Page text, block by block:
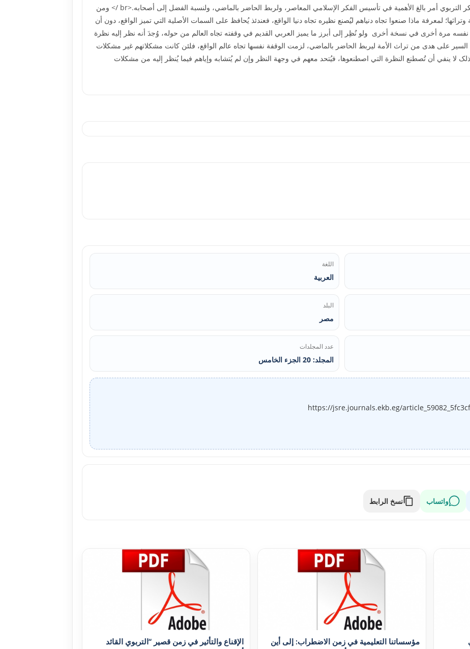
2011، 431).<br /> والکشف عن تاريخ الفکر التربوي أمر بالغ الأهمية في تأسيس الفکر الإسلامي المعاصر، ولربط الحاضر بالماضي، ولنسبة الفضل إلى أصحابه.<br /> ومن
لمعرفة ماذا صنعوا تجاه دنياهم ليُصنع نظيره تجاه دنيا الواقع، فعندئذ يُحافظ على السمات الأصلية التي تميز الواقع، دون أن
نفسه مرة أخرى في نسخة أخرى ولو نُظِر إلى أبرز ما يميز العربي القديم في وقفته تجاه العالم من حوله، وُجدَ أنه نظر إليه نظرة
السير على هدى من تراث الأمة ليربط الحاضر بالماضي، لزمت الوقفة نفسها تجاه عالم الواقع، فلئن کانت مشکلاتهم غير مشکلات
فذلک لا ينفي أن تُصطنع النظرة التي اصطنعوها، فيُتحد معهم في وجهة النظر وإن لم يُتشابه وإياهم فيما يُنظر إليه من مشکلات
اللغة
العربية
البلد
مصر
عدد المجلدات
المجلد: 20 الجزء الخامس
https://jsre.journals.ekb.eg/
واتساب نسخ الرابط
مؤسساتنا التعليمية في زمن الاضطراب: إلى أين
الإقناع والتأثير في زمن قصير “التربوي القائد